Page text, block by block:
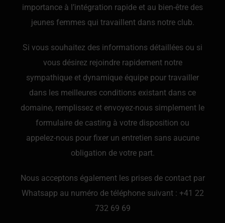
importance à l’intégration rapide et au bien-être des
jeunes femmes qui travaillent dans notre club.
Si vous souhaitez des informations détaillées ou si
vous désirez rejoindre rapidement notre
sympathique et dynamique équipe pour travailler
dans les meilleures conditions existant dans ce
domaine, remplissez et envoyez-nous simplement le
formulaire de casting à votre disposition ou
appelez-nous pour fixer un entretien sans aucune
obligation de votre part.
Nous acceptons également les prises de contact par
Whatsapp au numéro de téléphone suivant : +41 22
732 69 69